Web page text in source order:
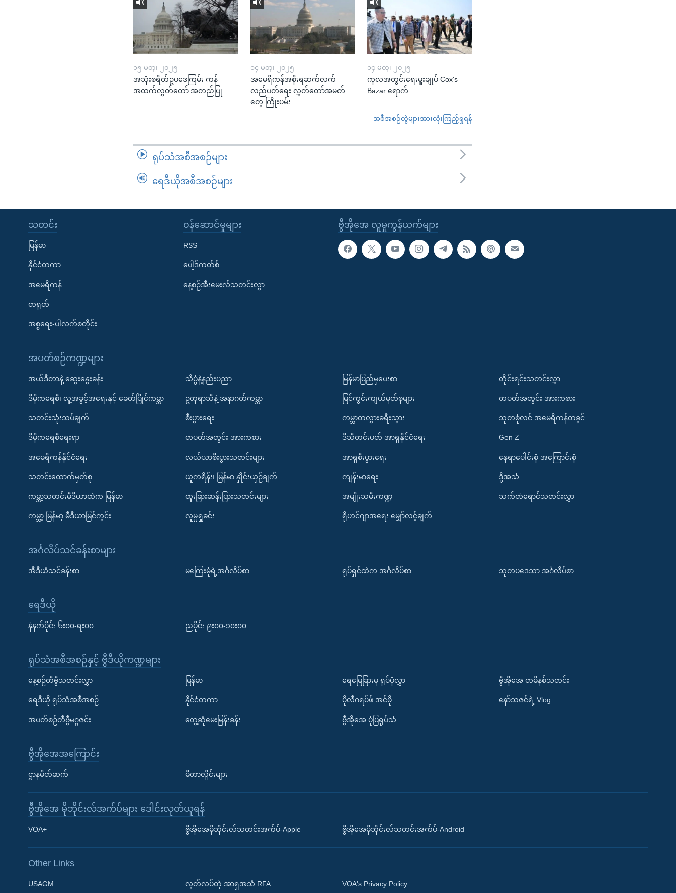
Learning English
၁၅ မတ္၊ ၂၀၂၅
အသုံးစရိတ်ဥပဒေကြမ်း ကန်
အထက်လွှတ်တော် အတည်ပြု
၁၄ မတ္၊ ၂၀၂၅
အမေရိကန်အစိုးရဆက်လက်
လည်ပတ်ရေး လွှတ်တော်အမတ်
တွေ ကြိုးပမ်း
၁၄ မတ္၊ ၂၀၂၅
ကုလအတွင်းရေးမှူးချုပ် Cox's
Bazar ရောက်
အစီအစဉ်တွဲများအားလုံးကြည့်ရှုရန်
ရုပ်သံအစီအစဉ်များ
ရေဒီယိုအစီအစဉ်များ
ဗွီအိုအေ လူမှုကွန်ယက်များ
သတင်း
မြန်မာ
နိုင်ငံတကာ
အမေရိကန်
တရုတ်
အစ္စရေး-ပါလက်စတိုင်း
၀န်ဆောင်မှုများ
RSS
ပေါ့ဒ်ကတ်စ်
နေ့စဉ်အီးမေးလ်သတင်းလွှာ
အပတ်စဉ်ကဏ္ဍများ
အယ်ဒီတာနဲ့ ဆွေးနွေးခန်း
ဒီမိုကရေစီ၊ လူ့အခွင့်အရေးနှင့် ခေတ်ပြိုင်ကမ္ဘာ
သတင်းသုံးသပ်ချက်
ဒီမိုကရေစီရေးရာ
အမေရိကန်နိုင်ငံရေး
သတင်းထောက်မှတ်စု
ကမ္ဘာ့သတင်းမီဒီယာထဲက မြန်မာ
ကမ္ဘာ့ မြန်မာ့ မီဒီယာမြင်ကွင်း
သိပ္ပံနဲ့နည်းပညာ
ဥတုရာသီနဲ့ အနာဂတ်ကမ္ဘာ
စီးပွားရေး
တပတ်အတွင်း အားကစား
လယ်ယာစီးပွားသတင်းများ
ယူကရိန်း၊ မြန်မာ နှိုင်းယှဉ်ချက်
ထူးခြားဆန်းပြားသတင်းများ
လူမှုရှုခင်း
မြန်မာပြည်မှပေးစာ
မြင်ကွင်းကျယ်မှတ်စုများ
ကမ္ဘာတလွှားခရီးသွား
ဒီသီတင်းပတ် အာရှနိုင်ငံရေး
အာရှစီးပွားရေး
ကျန်းမာရေး
အမျိုးသမီးကဏ္ဍ
ရိုဟင်ဂျာအရေး မျှော်လင့်ချက်
တိုင်းရင်းသတင်းလွှာ
တပတ်အတွင်း အားကစား
သုတစုံလင် အမေရိကန်တခွင်
Gen Z
နေရာပေါင်းစုံ အကြောင်းစုံ
ဒို့အသံ
သက်တံရောင်သတင်းလွှာ
အင်္ဂလိပ်သင်ခန်းစာများ
အီဒီယံသင်ခန်းစာ မကြေးမုံရဲ့အင်္ဂလိပ်စာ ရုပ်ရှင်ထဲက အင်္ဂလိပ်စာ သုတပဒေသာ အင်္ဂလိပ်စာ
ရေဒီယို
နံနက်ပိုင်း ၆း၀၀-ရး၀၀ ညပိုင်း ၉း၀၀-၁၀း၀၀
ရုပ်သံအစီအစဉ်နှင့် ဗွီဒီယိုကဏ္ဍများ
နေ့စဉ်တီဗွီသတင်းလွှာ
ရေဒီယို ရုပ်သံအစီအစဉ်
အပတ်စဉ်တီဗွီမဂ္ဂဇင်း
မြန်မာ
နိုင်ငံတကာ
တွေ့ဆုံမေးမြန်းခန်း
ရေမြေခြားမှ ရုပ်ပုံလွှာ
ပိုလီဂရပ်ဖ်.အင်ဖို
ဗွီအိုအေ ပုံပြရုပ်သံ
ဗွီအိုအေ တမိနစ်သတင်း
နော်သဇင်ရဲ့ Vlog
ဗွီအိုအေအကြောင်း
ဌာနမိတ်ဆက် မီတာလှိုင်းများ
ဗွီအိုအေ မိုဘိုင်းလ်အက်ပ်များ ဒေါင်းလုတ်ယူရန်
VOA+ ဗွီအိုအေမိုဘိုင်းလ်သတင်းအက်ပ်-Apple ဗွီအိုအေမိုဘိုင်းလ်သတင်းအက်ပ်-Android
Other Links
USAGM လွတ်လပ်တဲ့ အာရှအသံ RFA VOA's Privacy Policy